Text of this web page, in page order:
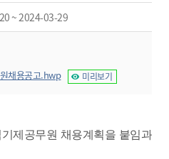
~ 2024-03-29
채용공고.hwp 미리보기
제공무원 채용계획을 붙임과